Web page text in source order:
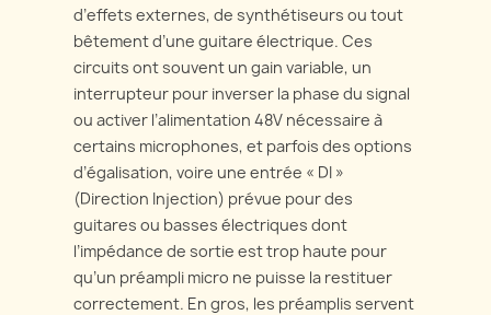
d’effets externes, de synthétiseurs ou tout
bêtement d’une guitare électrique. Ces
circuits ont souvent un gain variable, un
interrupteur pour inverser la phase du signal
ou activer l’alimentation 48V nécessaire à
certains microphones, et parfois des options
d’égalisation, voire une entrée « DI »
(Direction Injection) prévue pour des
guitares ou basses électriques dont
l’impédance de sortie est trop haute pour
qu’un préampli micro ne puisse la restituer
correctement. En gros, les préamplis servent